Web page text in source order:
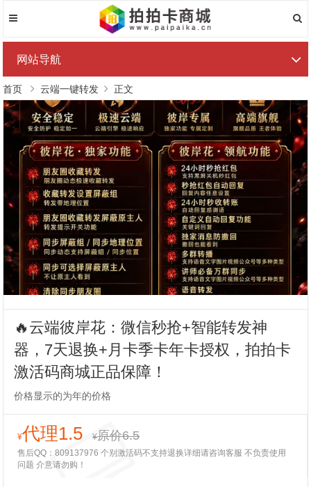
网站导航
首页 云端一键转发 正文
🔥云端彼岸花：微信秒抢+智能转发神
器，7天退换+月卡季卡年卡授权，拍拍卡
激活码商城正品保障！
价格显示的为年的价格
¥代理1.5 ¥原价6.5
售后QQ：809137976 个别激活码不支持退换详细请咨询客服 不负责使用
问题 介意请勿购！